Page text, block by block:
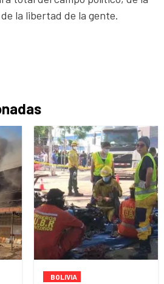
la libertad de la gente.
BOLIVIA